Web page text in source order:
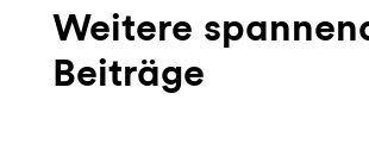
Weitere
Beiträge